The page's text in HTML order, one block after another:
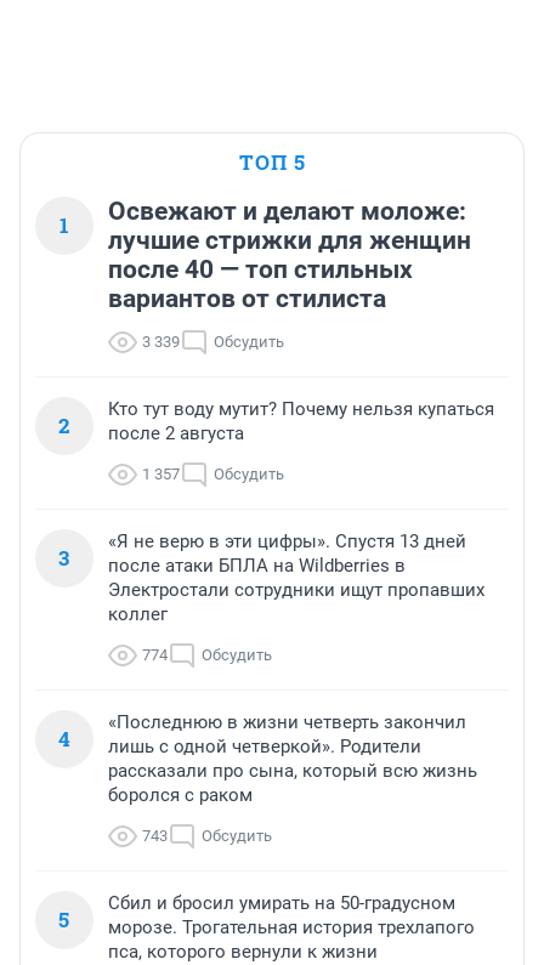
ТОП 5
1
Освежают и делают моложе:
лучшие стрижки для женщин
после 40 — топ стильных
вариантов от стилиста
3 339 Обсудить
2
Кто тут воду мутит? Почему нельзя купаться
после 2 августа
1 357 Обсудить
3
«Я не верю в эти цифры». Спустя 13 дней
после атаки БПЛА на Wildberries в
Электростали сотрудники ищут пропавших
коллег
774 Обсудить
4
«Последнюю в жизни четверть закончил
лишь с одной четверкой». Родители
рассказали про сына, который всю жизнь
боролся с раком
743 Обсудить
5
Сбил и бросил умирать на 50-градусном
морозе. Трогательная история трехлапого
пса, которого вернули к жизни